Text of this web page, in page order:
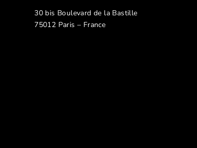
30 bis Boulevard de la Bastille
75012 Paris – France